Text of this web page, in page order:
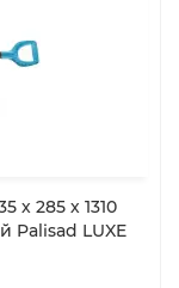
х 285 х 1310
Palisad LUXE